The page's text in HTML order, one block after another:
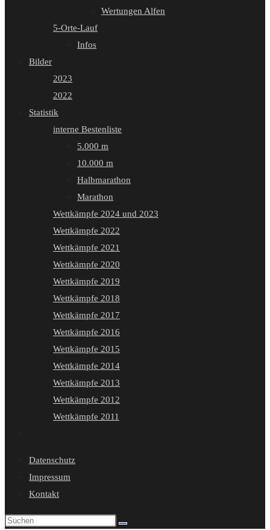
Wertungen Alfen
5-Orte-Lauf
Infos
Bilder
2023
2022
Statistik
interne Bestenliste
5.000 m
10.000 m
Halbmarathon
Marathon
Wettkämpfe 2024 und 2023
Wettkämpfe 2022
Wettkämpfe 2021
Wettkämpfe 2020
Wettkämpfe 2019
Wettkämpfe 2018
Wettkämpfe 2017
Wettkämpfe 2016
Wettkämpfe 2015
Wettkämpfe 2014
Wettkämpfe 2013
Wettkämpfe 2012
Wettkämpfe 2011
umschalten
Datenschutz
Impressum
Kontakt